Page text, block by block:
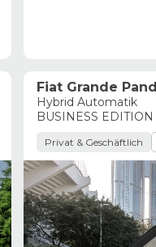
Fiat Grande
Hybrid Automatik
BUSINESS EDITION
Privat & Geschäftlich